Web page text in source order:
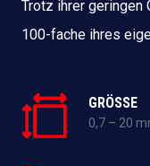
Trotz ihrer geringen
100-fache ihres
GRÖSSE
0,7 – 20